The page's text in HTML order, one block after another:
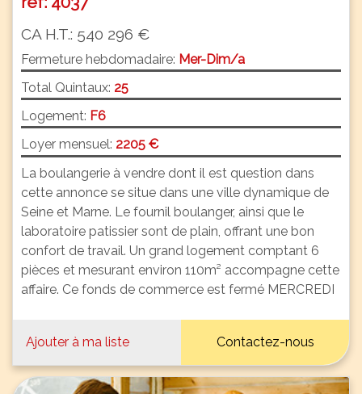
CA H.T.: 540 296 €
Fermeture hebdomadaire: Mer-Dim/a
Total Quintaux: 25
Logement: F6
Loyer mensuel: 2205 €
La boulangerie à vendre dont il est question dans
cette annonce se situe dans une ville dynamique de
Seine et Marne. Le fournil boulanger, ainsi que le
laboratoire patissier sont de plain, offrant une bon
confort de travail. Un grand logement comptant 6
pièces et mesurant environ 110m² accompagne cette
affaire. Ce fonds de commerce est fermé MERCREDI
Ajouter à ma liste Contactez-nous